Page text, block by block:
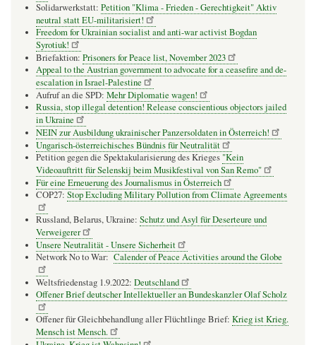
Solidarwerkstatt: Petition "Klima - Frieden - Gerechtigkeit" Aktiv
neutral statt EU-militarisiert!
Freedom for Ukrainian socialist and anti-war activist Bogdan
Syrotiuk!
Briefaktion: Prisoners for Peace list, November 2023
Appeal to the Austrian government to advocate for a ceasefire and de-
escalation in Israel-Palestine
Aufruf an die SPD: Mehr Diplomatie wagen!
Russia, stop illegal detention! Release conscientious objectors jailed
in Ukraine
NEIN zur Ausbildung ukrainischer Panzersoldaten in Österreich!
Ungarisch-österreichisches Bündnis für Neutralität
Petition gegen die Spektakularisierung des Krieges "Kein
Videoauftritt für Selenskij beim Musikfestival von San Remo"
Für eine Erneuerung des Journalismus in Österreich
COP27: Stop Excluding Military Pollution from Climate Agreements
Russland, Belarus, Ukraine: Schutz und Asyl für Deserteure und
Verweigerer
Unsere Neutralität - Unsere Sicherheit
Network No to War: Calender of Peace Activities around the Globe
Weltsfriedenstag 1.9.2022: Deutschland
Offener Brief deutscher Intellektueller an Bundeskanzler Olaf Scholz
Offener für Gleichbehandlung aller Flüchtlinge Brief: Krieg ist Krieg.
Mensch ist Mensch.